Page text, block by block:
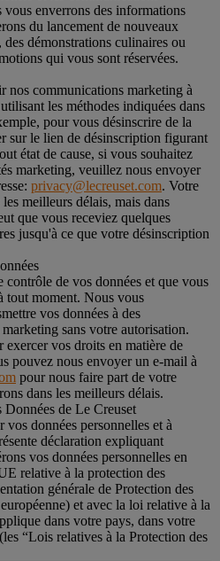
enverrons des informations
du lancement de nouveaux
démonstrations culinaires ou
qui vous sont réservées.
nos communications marketing à
les méthodes indiquées dans
pour vous désinscrire de la
sur le lien de désinscription figurant
état de cause, si vous souhaitez
marketing, veuillez nous envoyer
privacy@lecreuset.com. Votre
meilleurs délais, mais dans
que vous receviez quelques
jusqu'à ce que votre désinscription
de vos données et que vous
tout moment. Nous vous
vos données à des
sans votre autorisation.
vos droits en matière de
pouvez nous envoyer un e-mail à
pour nous faire part de votre
dans les meilleurs délais.
de Le Creuset
vos données personnelles et à
déclaration expliquant
vos données personnelles en
relative à la protection des
générale de Protection des
et avec la loi relative à la
dans votre pays, dans votre
“Lois relatives à la Protection des